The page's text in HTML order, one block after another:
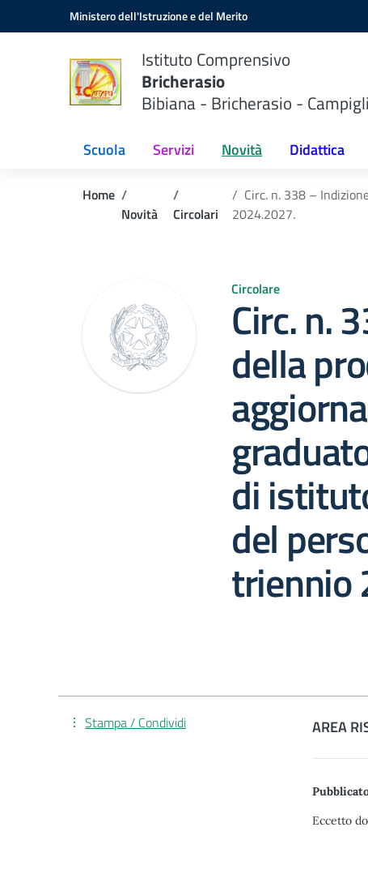
Vai ai contenuti
Vai al menu di navigazioneMinistero dell'Istruzione e del Merito
Istituto Comprensivo
Bricherasio
Bibiana - Bricherasio -
Scuola Servizi Novità Didattica
Home
Novità
Circolari
Circ. n. 338 –
2024.2027.
Circolare
Circ. n.
della
di
del
triennio
AREA
Eccetto
Stampa / Condividi